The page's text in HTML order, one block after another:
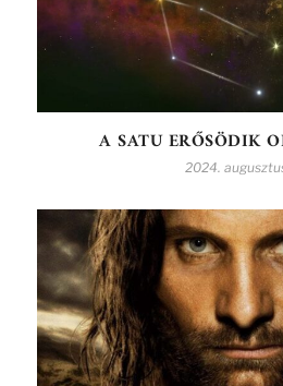
A SATU ERŐSÖDIK
2024.